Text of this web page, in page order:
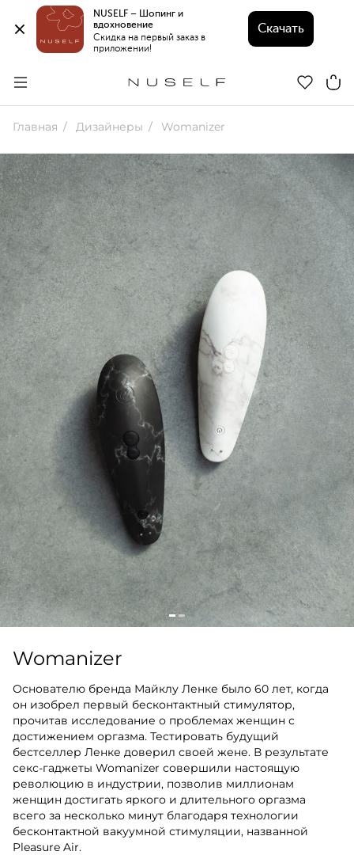
NUSELF – Шопинг и
вдохновение
Скидка на первый заказ в
приложении!
Скачать
Главная Дизайнеры Womanizer
Womanizer
Основателю бренда Майклу Ленке было 60 лет, когда
он изобрел первый бесконтактный стимулятор,
прочитав исследование о проблемах женщин с
достижением оргазма. Тестировать будущий
бестселлер Ленке доверил своей жене. В результате
секс-гаджеты Womanizer совершили настоящую
революцию в индустрии, позволив миллионам
женщин достигать яркого и длительного оргазма
всего за несколько минут благодаря технологии
бесконтактной вакуумной стимуляции, названной
Pleasure Air.